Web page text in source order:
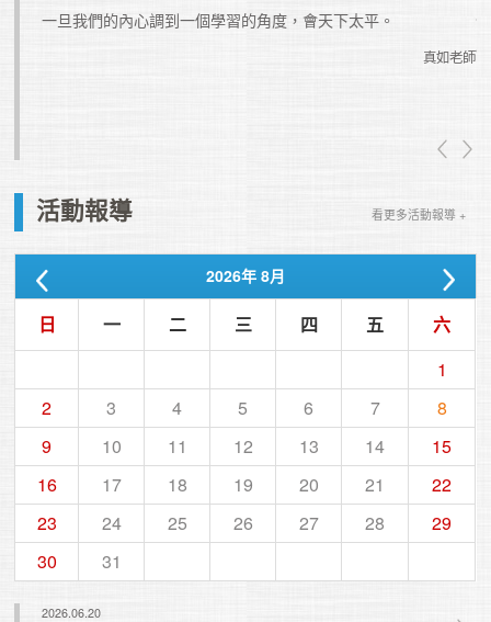
一旦我們的內心調到一個學習的角度，會天下太平。
真如老師
活動報導 看更多活動報導 +
2026年 8月
日 一 二 三 四 五
六
1
2
3 4 5 6 7
8
9
10 11 12 13 14
15
16
17 18 19 20 21
22
23
24 25 26 27 28
29
30
31
2026.06.20